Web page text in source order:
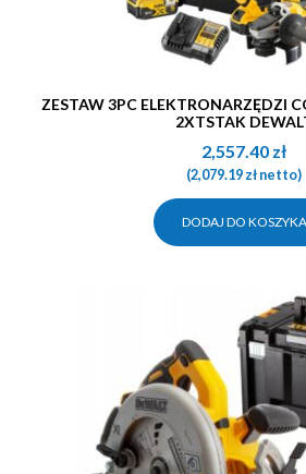
ZESTAW 3PC ELEKTRONARZĘDZI COMBO 18V 2×5.0AH
2XTSTAK
2,557.40 zł
(2,079.19złnetto)
DODAJ DO KOSZYKA